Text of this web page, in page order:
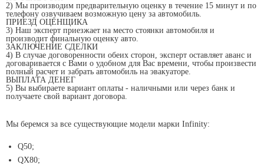
2) Мы производим предварительную оценку в течение 15 минут и по
телефону озвучиваем возможную цену за автомобиль.
ПРИЕЗД ОЦЕНЩИКА
3) Наш эксперт приезжает на место стоянки автомобиля и
производит финальную оценку авто.
ЗАКЛЮЧЕНИЕ СДЕЛКИ
4) В случае договоренности обеих сторон, эксперт оставляет аванс и
договаривается с Вами о удобном для Вас времени, чтобы произвести
полный расчет и забрать автомобиль на эвакуаторе.
ВЫПЛАТА ДЕНЕГ
5) Вы выбираете вариант оплаты - наличными или через банк и
получаете свой вариант договора.
Мы беремся за все существующие модели марки Infinity:
Q50;
QX80;